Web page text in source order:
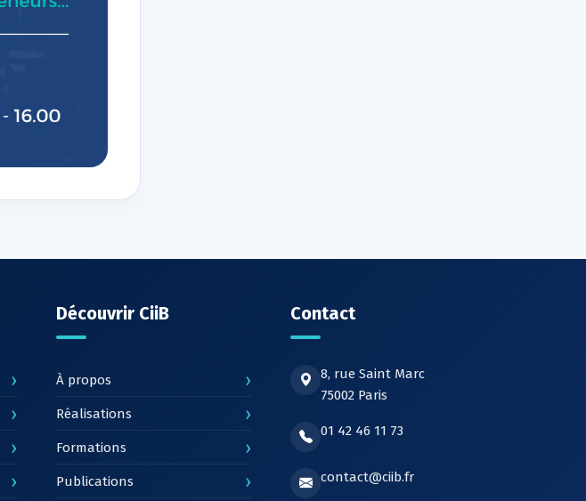
›
›
›
›
Découvrir CiiB
À propos ›
Réalisations ›
Formations ›
Publications ›
Contact
8, rue Saint Marc
75002 Paris
01 42 46 11 73
contact@ciib.fr